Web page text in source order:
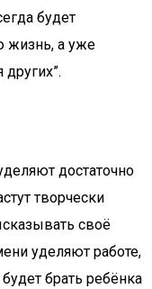
будет
жизнь, а уже
достаточно
творчески
своё
уделяют работе,
брать ребёнка